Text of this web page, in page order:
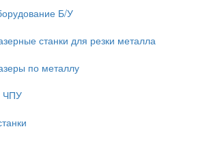
Б/У
станки для резки металла
по металлу
ЧПУ